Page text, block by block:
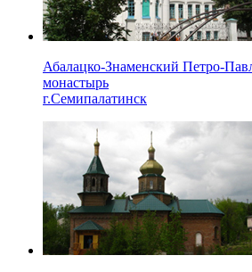
Абалацко-Знаменский Петро-
монастырь
г.Семипалатинск